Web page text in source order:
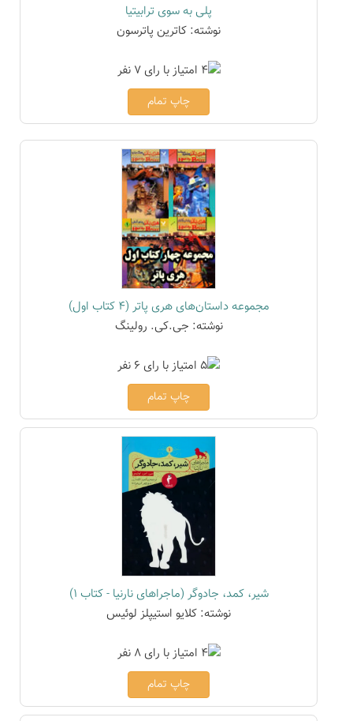
پلی به سوی ترابیتیا
نوشته: کاترین پاترسون
چاپ تمام
مجموعه داستان‌های هری پاتر (4 کتاب اول)
نوشته: جی.کی. رولینگ
چاپ تمام
شیر، کمد، جادوگر (ماجراهای نارنیا - کتاب 1)
نوشته: کلایو استیپلز لوئیس
چاپ تمام